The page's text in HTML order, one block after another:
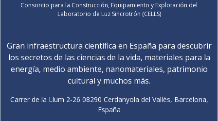
Consorcio para la Construcción, Equipamiento y Explotación del
Laboratorio de Luz Sincrotrón (CELLS)
Gran infraestructura científica en España para descubrir
los secretos de las ciencias de la vida, materiales para la
energía, medio ambiente, nanomateriales, patrimonio
cultural y muchos más.
Carrer de la Llum 2-26 08290 Cerdanyola del Vallès, Barcelona,
España